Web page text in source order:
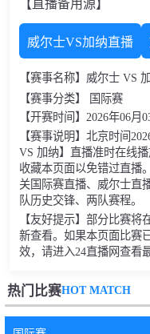
【直播备用源】
威尔士VS加纳直播
【赛事名称】威尔士 VS
【赛事分类】 国际赛
【开赛时间】2026年06月
【赛事说明】北京时间
VS 加纳】直播准时在线
收藏本页面以免错过直播
关国际赛直播、威尔士直
队历史交锋、两队赛程。
【友好提示】部分比赛将
新查看。如果本页面比赛
效，请进入24直播网查看
热门比赛HOT MATCH